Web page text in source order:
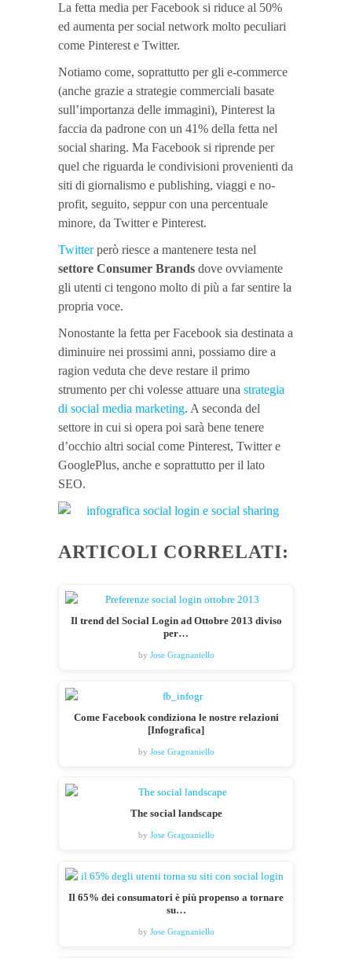
La fetta media per Facebook si riduce al 50%
ed aumenta per social network molto peculiari
come Pinterest e Twitter.
Notiamo come, soprattutto per gli e-commerce
(anche grazie a strategie commerciali basate
sull’importanza delle immagini), Pinterest la
faccia da padrone con un 41% della fetta nel
social sharing. Ma Facebook si riprende per
quel che riguarda le condivisioni provenienti da
siti di giornalismo e publishing, viaggi e no-
profit, seguito, seppur con una percentuale
minore, da Twitter e Pinterest.
Twitterperò riesce a mantenere testa nel
settore Consumer Brands dove ovviamente
gli utenti ci tengono molto di più a far sentire la
propria voce.
Nonostante la fetta per Facebook sia destinata a
diminuire nei prossimi anni, possiamo dire a
ragion veduta che deve restare il primo
strumento per chi volesse attuare una strategia
di social media marketing. A seconda del
settore in cui si opera poi sarà bene tenere
d’occhio altri social come Pinterest, Twitter e
GooglePlus, anche e soprattutto per il lato
SEO.
ARTICOLI CORRELATI:
Il trend del Social Login ad Ottobre 2013 diviso
per…
by Jose Gragnaniello
Come Facebook condiziona le nostre relazioni
[Infografica]
by Jose Gragnaniello
The social landscape
by Jose Gragnaniello
Il 65% dei consumatori è più propenso a tornare
su…
by Jose Gragnaniello